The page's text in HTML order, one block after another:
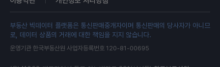
부동산 빅데이터 플랫폼은 통신판매중개자이며 통신판매의 당사자가 아니므
로, 데이터 상품의 거래에 대한 책임을 지지 않습니다.
운영기관 한국부동산원 사업자등록번호 120-81-00695